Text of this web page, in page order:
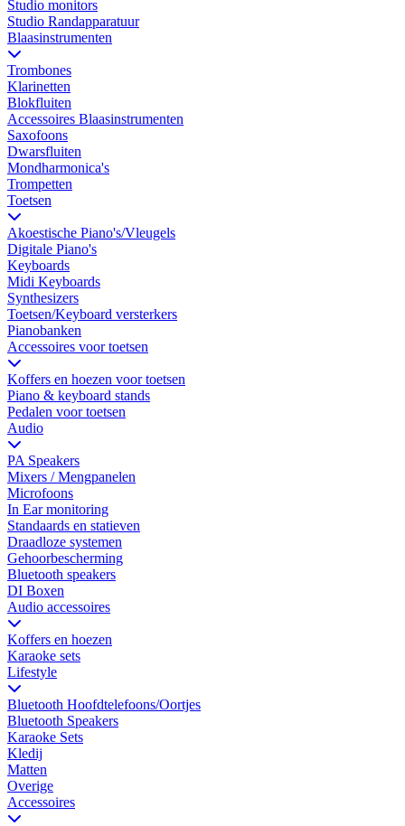
Studio monitors
Studio Randapparatuur
Blaasinstrumenten
Trombones
Klarinetten
Blokfluiten
Accessoires Blaasinstrumenten
Saxofoons
Dwarsfluiten
Mondharmonica's
Trompetten
Toetsen
Akoestische Piano's/Vleugels
Digitale Piano's
Keyboards
Midi Keyboards
Synthesizers
Toetsen/Keyboard versterkers
Pianobanken
Accessoires voor toetsen
Koffers en hoezen voor toetsen
Piano & keyboard stands
Pedalen voor toetsen
Audio
PA Speakers
Mixers / Mengpanelen
Microfoons
In Ear monitoring
Standaards en statieven
Draadloze systemen
Gehoorbescherming
Bluetooth speakers
DI Boxen
Audio accessoires
Koffers en hoezen
Karaoke sets
Lifestyle
Bluetooth Hoofdtelefoons/Oortjes
Bluetooth Speakers
Karaoke Sets
Kledij
Matten
Overige
Accessoires